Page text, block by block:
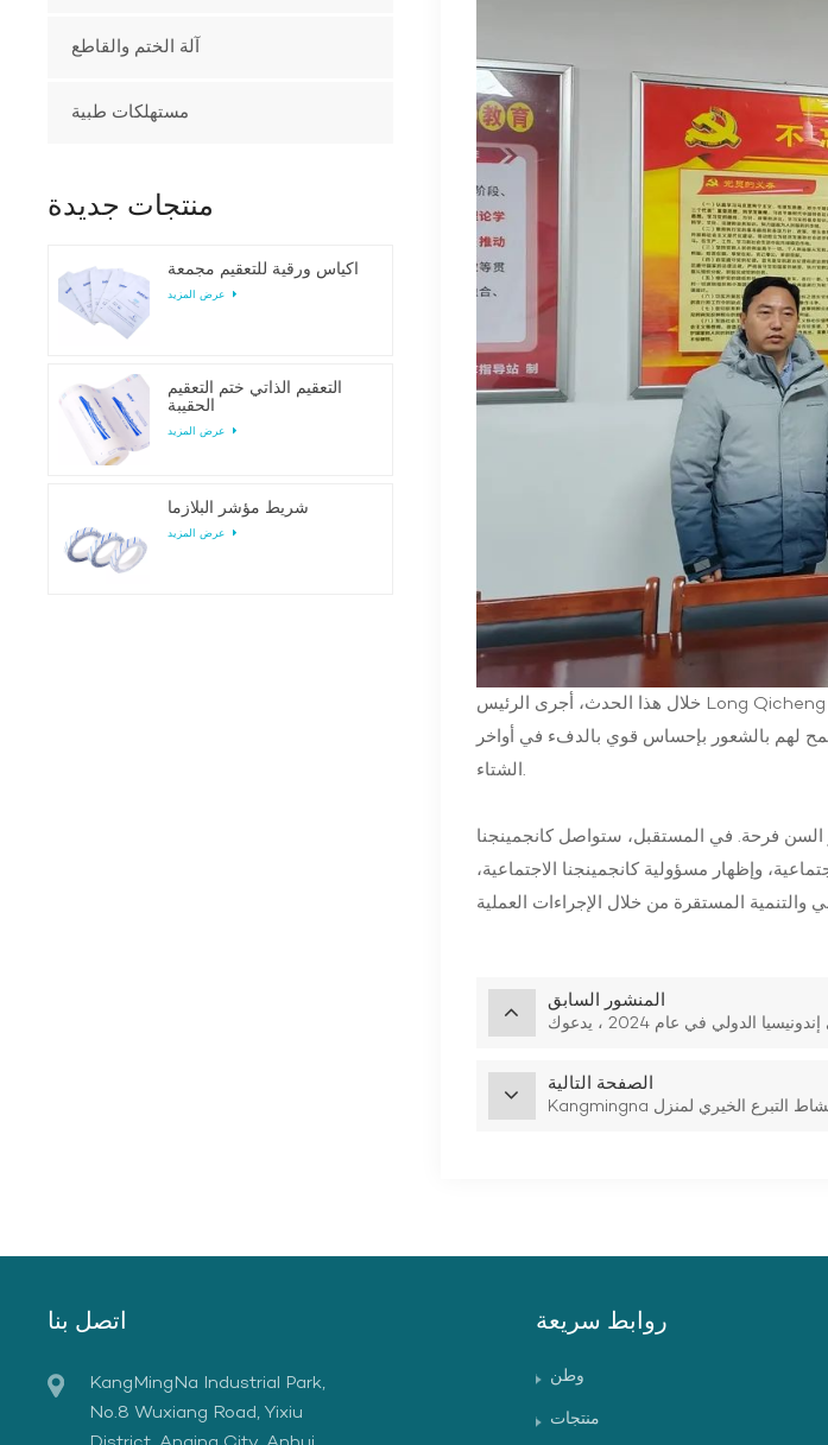
خلال هذا الحدث، أجرى الرئيس Long Qicheng محادثة ودية مع كبار السن، وتفهم ظروفهم المعيشية والجسدية. وذكرهم بالتدفئة والعناية
وتهنئة بالعام الجديد، مما يسمح لهم بالشعور بإحساس قوي بالدفء في أواخر
الشتاء.
السن فرحة. في المستقبل، ستواصل كانجمينجنا
وإظهار مسؤولية كانجمينجنا الاجتماعية،
المنشور السابق
الصفحة التالية
آلة الختم والقاطع
مستهلكات طبية
منتجات جديدة
أكياس ورقية للتعقيم مجمعة
عرض المزيد
التعقيم الذاتي ختم التعقيم
الحقيبة
عرض المزيد
شريط مؤشر البلازما
عرض المزيد
اتصل بنا
KangMingNa Industrial Park,
No.8 Wuxiang Road, Yixiu
روابط سريعة
وطن
منتجات